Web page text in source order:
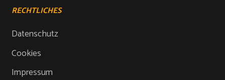
RECHTLICHES
Datenschutz
Cookies
Impressum